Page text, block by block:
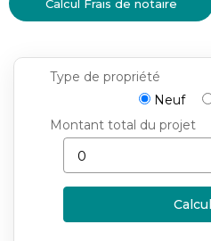
Calcul Frais de notaire